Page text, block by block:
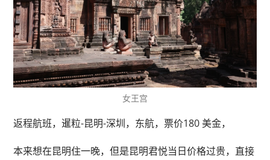
女王宫
返程航班，暹粒-昆明-深圳，东航，票价180 美金，
本来想在昆明住一晚，但是昆明君悦当日价格过贵，直接